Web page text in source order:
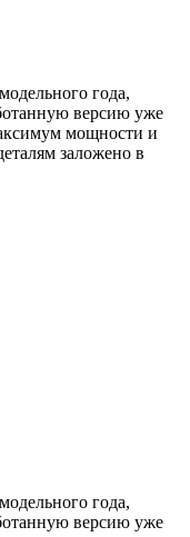
года,
версию уже
мощности и
заложено в
года,
версию уже